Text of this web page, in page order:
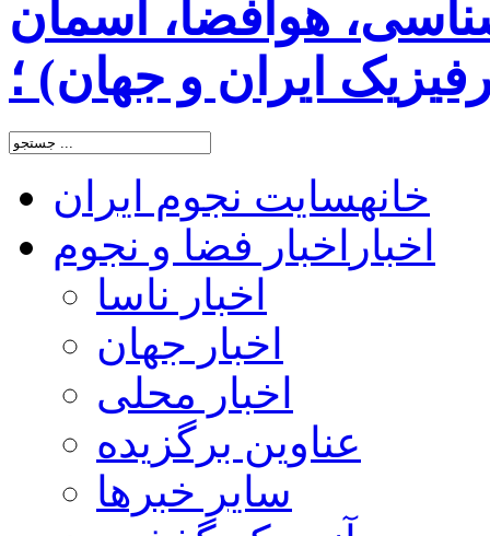
هوافضا، آسمان
ایران و جهان) ؛
خانهسایت نجوم ایران
اخبار اخبار فضا و نجوم
اخبار ناسا
اخبار جهان
اخبار محلی
عناوین برگزیده
سایر خبرها